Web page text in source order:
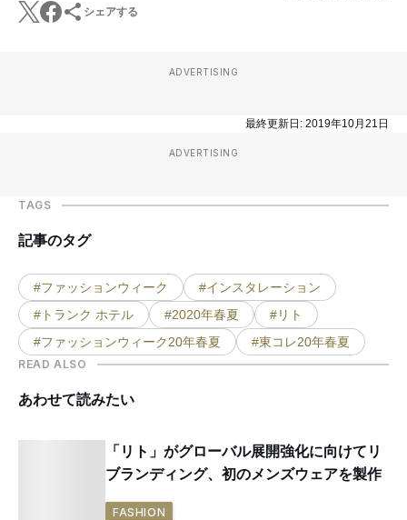
シェアする
ADVERTISING
最終更新日: 2019年10月21日
ADVERTISING
TAGS
記事のタグ
#ファッションウィーク
#インスタレーション
#トランク ホテル
#2020年春夏
#リト
#ファッションウィーク20年春夏
#東コレ20年春夏
READ ALSO
あわせて読みたい
「リト」がグローバル展開強化に向けてリ
ブランディング、初のメンズウェアを製作
FASHION